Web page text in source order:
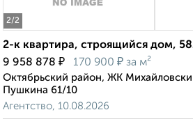
2/2
2-к квартира, строящийся дом,
9 958 878 ₽ 170 900 ₽ за м²
Октябрьский район, ЖК
Пушкина 61/10
Агентство, 10.08.2026